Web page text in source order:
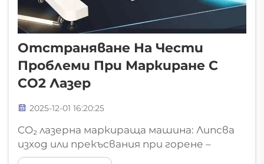
Отстраняване На Чести
Проблеми При Маркиране С
CO2 Лазер
2025-12-01 16:20:25
CO₂ лазерна маркираща машина: Липсва
изход или прекъсвания при горене –
Решения за отказ на лазерното